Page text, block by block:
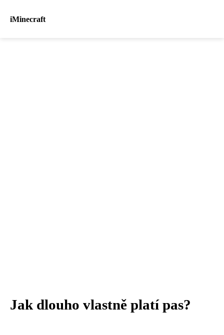
iMinecraft
Jak dlouho vlastně platí pas?